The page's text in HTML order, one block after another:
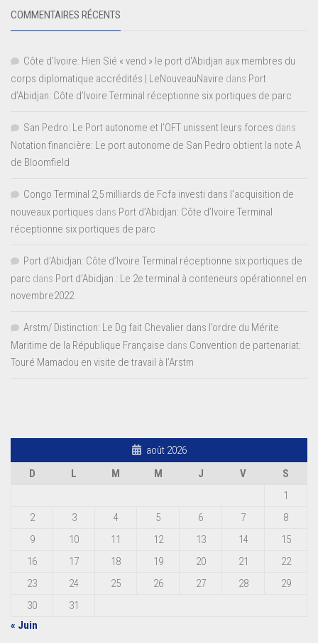
COMMENTAIRES RÉCENTS
Côte d'Ivoire: Hien Sié « vend » le port d'Abidjan aux membres du
corps diplomatique accrédités | LeNouveauNavire dans Port
d’Abidjan: Côte d’Ivoire Terminal réceptionne six portiques de parc
San Pedro: Le Port autonome et l’OFT unissent leurs forces dans
Notation financière: Le port autonome de San Pedro obtient la note A
de Bloomfield
Congo Terminal 2,5 milliards de Fcfa investi dans l’acquisition de
nouveaux portiques dans Port d’Abidjan: Côte d’Ivoire Terminal
réceptionne six portiques de parc
Port d'Abidjan: Côte d’Ivoire Terminal réceptionne six portiques de
parc dans Port d’Abidjan : Le 2e terminal à conteneurs opérationnel en
novembre2022
Arstm/ Distinction: Le Dg fait Chevalier dans l’ordre du Mérite
Maritime de la République Française dans Convention de partenariat:
Touré Mamadou en visite de travail à l’Arstm
août 2026
D
L M M J V
S
1
2
3 4 5 6 7
8
9
10 11 12 13 14
15
16
17 18 19 20 21
22
23
24 25 26 27 28
29
30
31
« Juin